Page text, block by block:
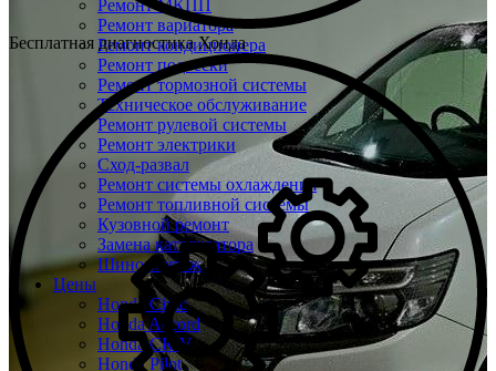
Ремонт МКПП
Ремонт вариатора
Ремонт кондиционера
Ремонт подвески
Ремонт тормозной системы
Техническое обслуживание
Ремонт рулевой системы
Ремонт электрики
Сход-развал
Ремонт системы охлаждения
Ремонт топливной системы
Кузовной ремонт
Замена катализатора
Шиномонтаж
Цены
Honda Civic
Honda Accord
Honda CR-V
Honda Pilot
Бесплатная диагностика Хонда